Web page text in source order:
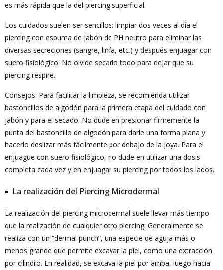
es más rápida que la del piercing superficial.
Los cuidados suelen ser sencillos: limpiar dos veces al día el
piercing con espuma de jabón de PH neutro para eliminar las
diversas secreciones (sangre, linfa, etc.) y después enjuagar con
suero fisiológico. No olvide secarlo todo para dejar que su
piercing respire.
Consejos: Para facilitar la limpieza, se recomienda utilizar
bastoncillos de algodón para la primera etapa del cuidado con
jabón y para el secado. No dude en presionar firmemente la
punta del bastoncillo de algodón para darle una forma plana y
hacerlo deslizar más fácilmente por debajo de la joya. Para el
enjuague con suero fisiológico, no dude en utilizar una dosis
completa cada vez y en enjuagar su piercing por todos los lados.
La realización del Piercing Microdermal
La realización del piercing microdermal suele llevar más tiempo
que la realización de cualquier otro piercing. Generalmente se
realiza con un “dermal punch”, una especie de aguja más o
menos grande que permite excavar la piel, como una extracción
por cilindro. En realidad, se excava la piel por arriba, luego hacia